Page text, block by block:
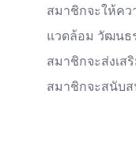
สมาชิกจะให้ค
แวดล้อม วัฒนธ
สมาชิกจะส่งเส
สมาชิกจะสนับส